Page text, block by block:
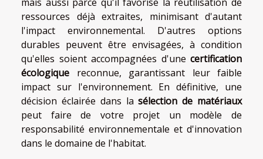
ressources déjà extraites, minimisant d'autant
l'impact environnemental. D'autres options
durables peuvent être envisagées, à condition
qu'elles soient accompagnées d'une certification
écologique reconnue, garantissant leur faible
impact sur l'environnement. En définitive, une
décision éclairée dans lasélection de matériaux
peut faire de votre projet un modèle de
responsabilité environnementale et d'innovation
dans le domaine de l'habitat.